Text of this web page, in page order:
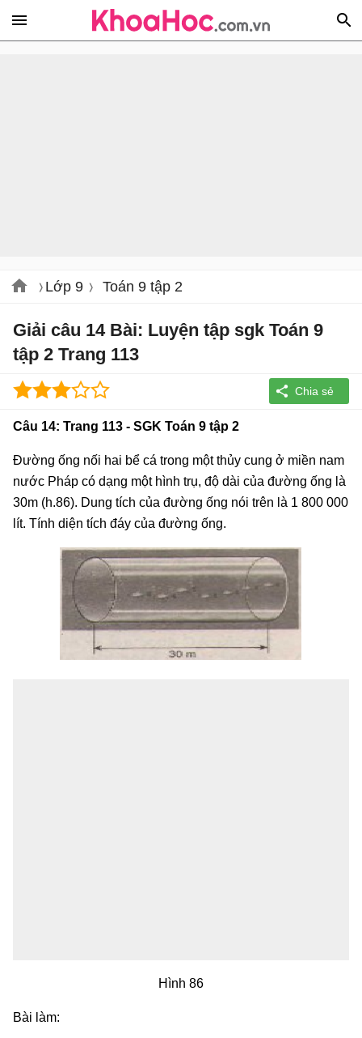
Lớp 9 Toán 9 tập 2
Giải câu 14 Bài: Luyện tập sgk Toán 9
tập 2 Trang 113
Câu 14: Trang 113 - SGK Toán 9 tập 2
Đường ống nối hai bể cá trong một thủy cung ở miền nam
nước Pháp có dạng một hình trụ, độ dài của đường ống là
30m (h.86). Dung tích của đường ống nói trên là 1 800 000
lít. Tính diện tích đáy của đường ống.
Hình 86
Bài làm: